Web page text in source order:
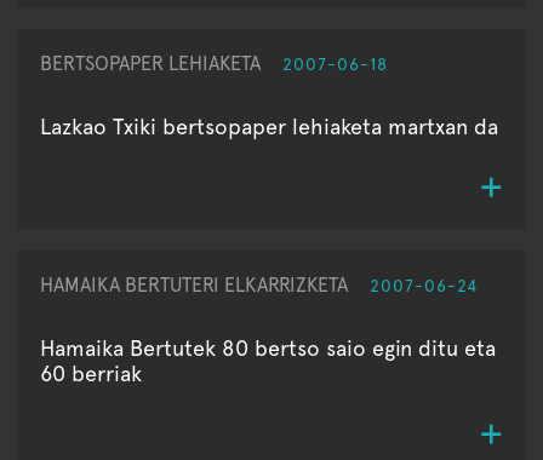
BERTSOPAPER LEHIAKETA 2007-06-18
Lazkao Txiki bertsopaper lehiaketa martxan da
HAMAIKA BERTUTERI ELKARRIZKETA 2007-06-24
Hamaika Bertutek 80 bertso saio egin ditu eta
60 berriak